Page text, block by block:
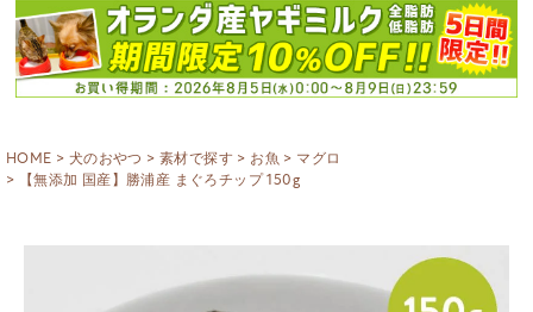
HOME 犬のおやつ 素材で探す お魚
マグロ
【無添加 国産】勝浦産 まぐろチップ 150g